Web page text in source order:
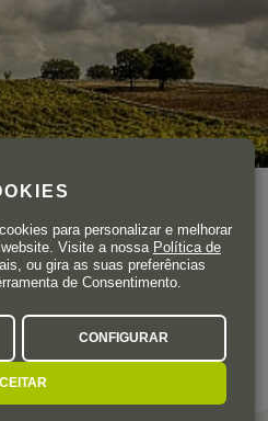
amendoeiras e oliveiras,
que, graças à experiência de
preservando e respeitando os
terra maravilhosa.
para personalizar e melhorar
Visite a nossa Política de
ou gira as suas preferências
de Consentimento.
CONFIGURAR